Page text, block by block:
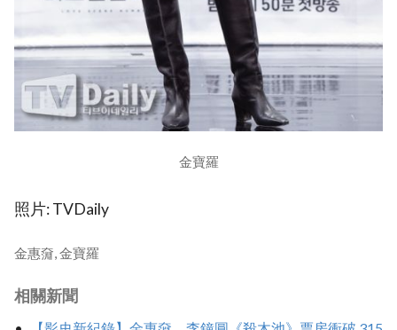
金寶羅
照片: TVDaily
金惠奫, 金寶羅
相關新聞